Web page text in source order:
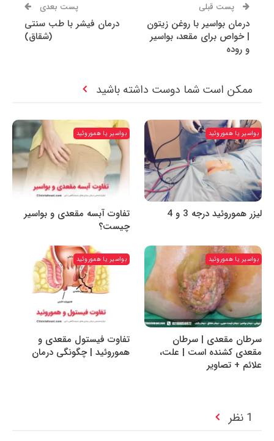
پست قبلی
درمان بواسیر با روغن زیتون
| خواص برای مقعد، بواسیر
و روده
پست بعدی
درمان فیشر با طب سنتی
(شقاق)
ممکن است شما دوست داشته باشید
بواسیر یا هموروئید
لیزر هموروئید درجه 3 و 4
بواسیر یا هموروئید
تفاوت آبسه مقعدی و بواسیر
چیست؟
بواسیر یا هموروئید
سرطان مقعدی | سرطان
مقعدی کشنده است | علت،
علائم + تصاویر
بواسیر یا هموروئید
تفاوت فیستول مقعدی و
هموروئید | چگونگی درمان
1 نظر